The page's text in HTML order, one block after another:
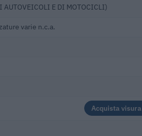
AUTOVEICOLI E DI MOTOCICLI)
varie n.c.a.
Acquista visura